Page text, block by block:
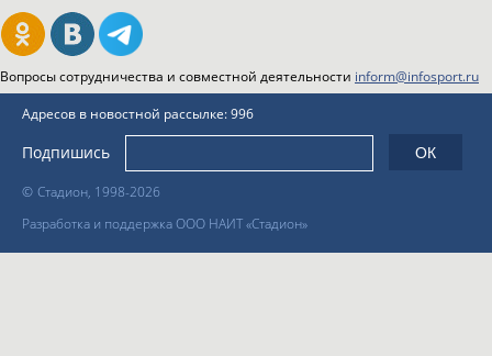
Вопросы сотрудничества и совместной деятельности inform@infosport.ru
© Стадион, 1998-2026
Разработка и поддержка ООО НАИТ «Стадион»
Адресов в новостной рассылке: 996
Подпишись